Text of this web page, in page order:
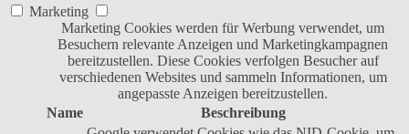
Marketing
Marketing Cookies werden für Werbung verwendet, um
Besuchern relevante Anzeigen und Marketingkampagnen
bereitzustellen. Diese Cookies verfolgen Besucher auf
verschiedenen Websites und sammeln Informationen, um
angepasste Anzeigen bereitzustellen.
Name
Beschreibung